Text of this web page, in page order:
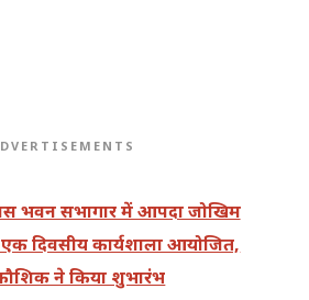
भवन सभागार में आपदा जोखिम
दिवसीय कार्यशाला आयोजित,
ने किया शुभारंभ